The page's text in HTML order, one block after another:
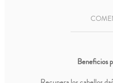
Beneficios